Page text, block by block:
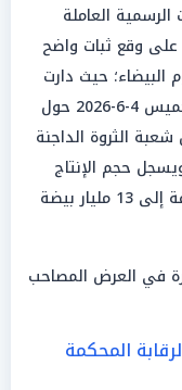
العاملة
على وقع ثبات واضح
حيث دارت
أسعار الفراخ في بورصة الدواجن اليوم الخميس 4-6-2026 حول
شعبة الثروة الداجنة
حجم الإنتاج
المحلي نحو 4 ملايين دجاجة يوميا، بالإضافة إلى 13 مليار بيضة
في العرض المصاحب
المحكمة